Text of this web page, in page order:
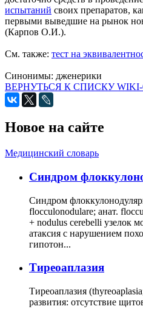
испытаний своих препаратов,
первыми выведшие на рынок
(Карпов О.И.).
См. также: тест на
Синонимы: дженерики
ВЕРНУТЬСЯ К СПИСКУ
Новое на сайте
Медицинский словарь
Cиндром
Синдром
flocculonodulare; анат.
+ nodulus cerebelli узелок
атаксия с нарушением
гипотон...
Тиреоаплазия
Тиреоаплазия
развития: отсутствие